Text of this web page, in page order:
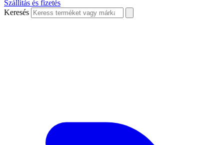
Szállítás és fizetés
Keresés